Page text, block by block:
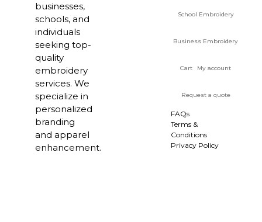
businesses,
schools, and
individuals
seeking top-
quality
embroidery
services. We
specialize in
personalized
branding
and apparel
enhancement.
School Embroidery
Business Embroidery
Cart My account
Request a quote
FAQs
Terms &
Conditions
Privacy Policy